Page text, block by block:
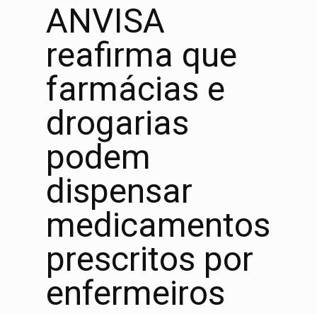
ANVISA
reafirma que
farmácias e
drogarias
podem
dispensar
medicamentos
prescritos por
enfermeiros